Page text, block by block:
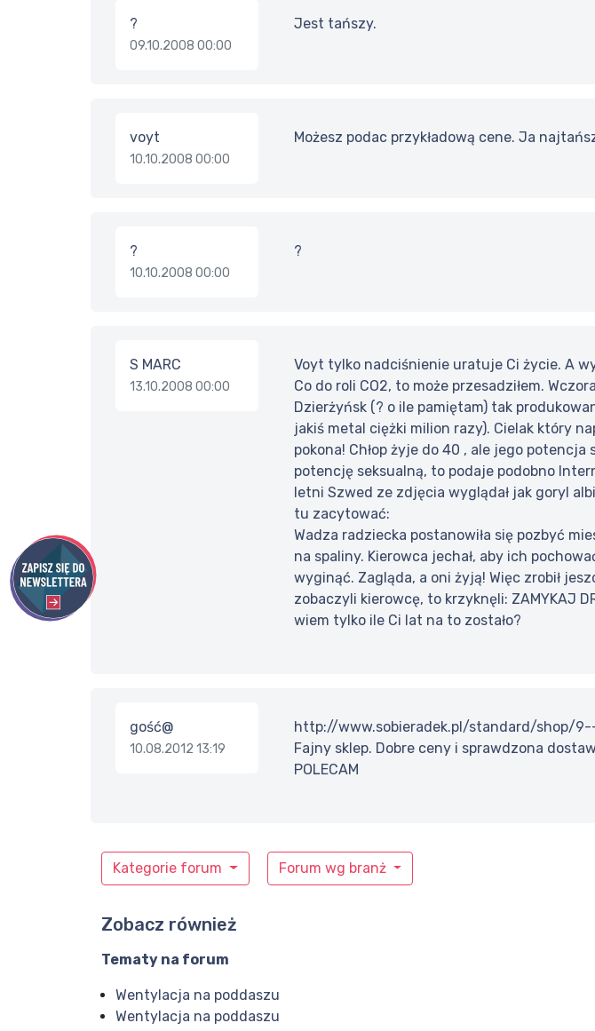
?
09.10.2008 00:00
Jest tańszy.
voyt
10.10.2008 00:00
Możesz podac przykładową cene. Ja
?
10.10.2008 00:00
?
S MARC
13.10.2008 00:00
Voyt tylko nadciśnienie uratuje Ci życie. A
Co do roli CO2, to może przesadziłem.
Dzierżyńsk (? o ile pamiętam) tak
jakiś metal ciężki milion razy). Cielak który
pokona! Chłop żyje do 40 , ale jego
potencję seksualną, to podaje podobno
letni Szwed ze zdjęcia wyglądał jak goryl
tu zacytować:
Wadza radziecka postanowiła się pozbyć
na spaliny. Kierowca jechał, aby ich
wyginąć. Zagląda, a oni żyją! Więc zrobił
zobaczyli kierowcę, to krzyknęli: ZAMYKAJ
wiem tylko ile Ci lat na to zostało?
gość@
10.08.2012 13:19
http://www.sobieradek.pl/standard/shop/
Fajny sklep. Dobre ceny i sprawdzona
POLECAM
Kategorie forum Forum wg branż
Zobacz również
Tematy na forum
Wentylacja na poddaszu
Wentylacja na poddaszu